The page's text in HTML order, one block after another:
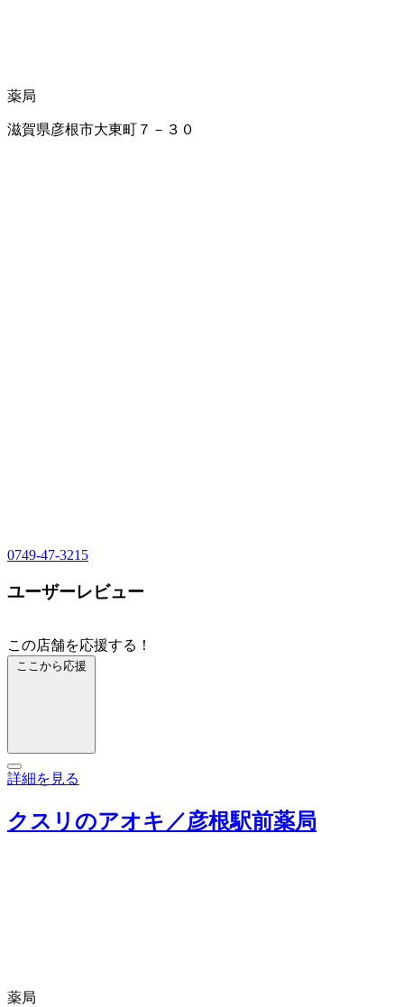
薬局
滋賀県彦根市大東町７－３０
0749-47-3215
ユーザーレビュー
この店舗を応援する！
ここから応援
詳細を見る
クスリのアオキ／彦根駅前薬局
薬局